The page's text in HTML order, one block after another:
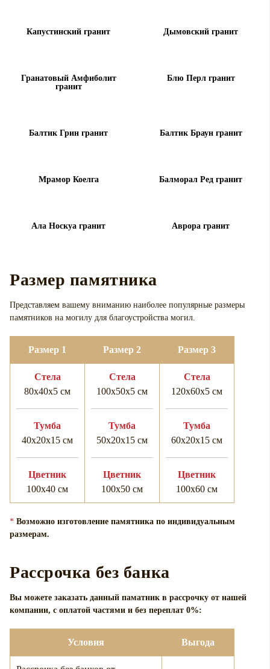
Капустинский гранит Дымовский гранит
Гранатовый Амфиболит
гранит
Блю Перл гранит
Балтик Грин гранит Балтик Браун гранит
Мрамор Коелга Балморал Ред гранит
Ала Носкуа гранит Аврора гранит
Размер памятника
Представляем вашему вниманию наиболее популярные размеры
памятников на могилу для благоустройства могил.
Размер 1 Размер 2 Размер 3
Cтела
80х40х5 см
Тумба
40х20х15 см
Цветник
100х40 см
Cтела
100х50х5 см
Тумба
50х20х15 см
Цветник
100х50 см
Cтела
120х60х5 см
Тумба
60х20х15 см
Цветник
100х60 см
* Возможно изготовление памятника по индивидуальным
размерам.
Рассрочка без банка
Вы можете заказать данный паматник в рассрочку от нашей
компании, с оплатой частями и без переплат 0%:
Условия Выгода